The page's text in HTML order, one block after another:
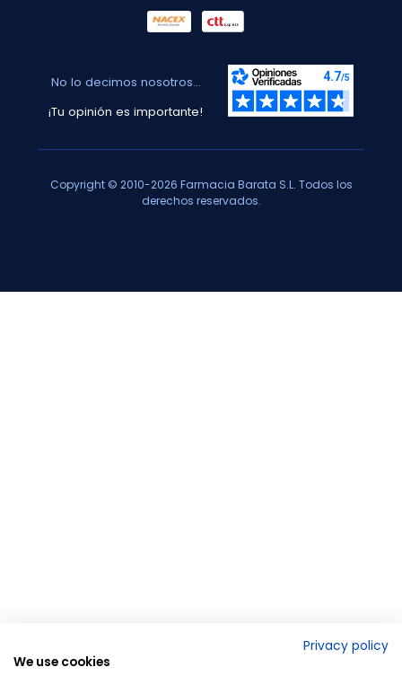
No lo decimos nosotros...
¡Tu opinión es importante!
Copyright © 2010-2026 Farmacia Barata S.L. Todos los
derechos reservados.
Privacy policy
We use cookies